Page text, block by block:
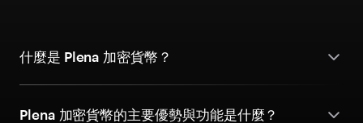
什麼是 Plena 加密貨幣？
Plena 加密貨幣的主要優勢與功能是什麼？